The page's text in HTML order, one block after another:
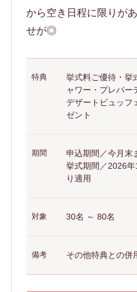
から空き日程に限りが
せが◎
特典
挙式料ご優待・挙
ャワー・プレパー
デザートビュッフ
ゼント
期間
申込期間／今月末
挙式期間／2026
り適用
対象 30名 ～ 80名
備考 その他特典との併